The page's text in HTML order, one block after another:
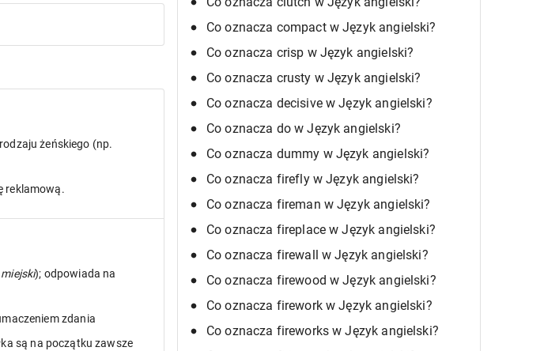
żeńskiego (np.
reklamową.
miejski); odpowiada na
zdania
są na początku zawsze
Co oznacza compact w Język angielski?
Co oznacza crisp w Język angielski?
Co oznacza crusty w Język angielski?
Co oznacza decisive w Język angielski?
Co oznacza do w Język angielski?
Co oznacza dummy w Język angielski?
Co oznacza firefly w Język angielski?
Co oznacza fireman w Język angielski?
Co oznacza fireplace w Język angielski?
Co oznacza firewall w Język angielski?
Co oznacza firewood w Język angielski?
Co oznacza firework w Język angielski?
Co oznacza fireworks w Język angielski?